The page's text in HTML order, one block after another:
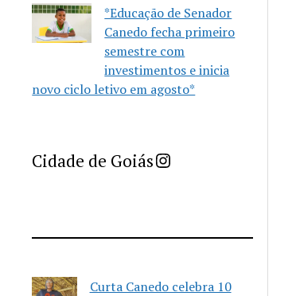
*Educação de Senador
Canedo fecha primeiro
semestre com
investimentos e inicia
novo ciclo letivo em agosto*
Cidade de GoiásImprensa Criativa da Cidade de Goiás
Curta Canedo celebra 10